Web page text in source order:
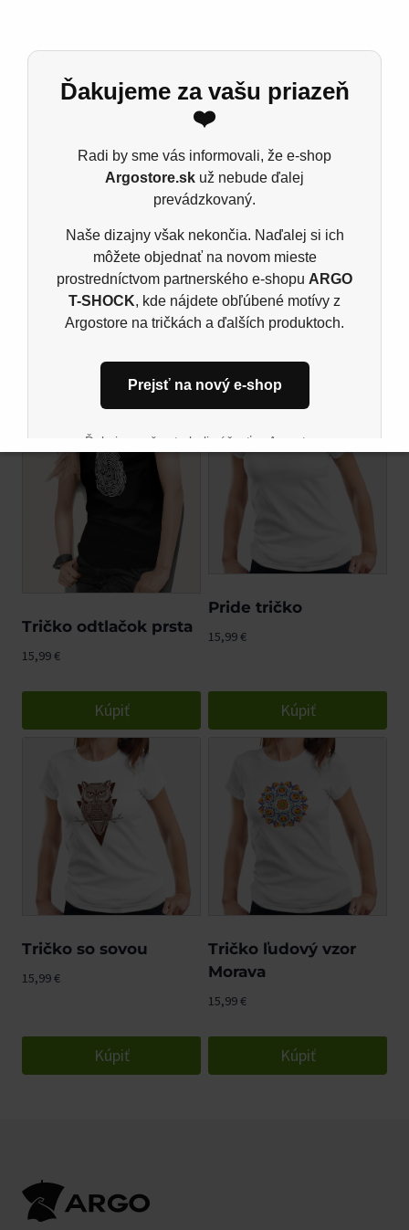
dňom, toto tričko je skvelý spôsob, ako pridať
štipku humoru do svadobného zhonu. Ukážte, že
aj cesta k oltáru môže byť plná smiechu!
Dámske tričko B&C E190
Materiál: 185 g/m²
100% predpraná prstencová bavlna
Ash: 99% bavlna, 1% viskóza, Šport grey: 85%
bavlna, 15% viskóza, single jers
Súvisiace produkty
Tričko odtlačok prsta
15,99€
Kúpiť
Pride tričko
15,99€
Kúpiť
Tričko so sovou
15,99€
Kúpiť
Tričko ľudový vzor
Morava
15,99€
Kúpiť
Ďakujeme za vašu priazeň
❤️
Radi by sme vás informovali, že e-shop
Argostore.sk už nebude ďalej
prevádzkovaný.
Naše dizajny však nekončia. Naďalej si ich
môžete objednať na novom mieste
prostredníctvom partnerského e-shopu ARGO
T-SHOCK, kde nájdete obľúbené motívy z
Argostore na tričkách a ďalších produktoch.
Prejsť na nový e-shop
Ďakujeme, že ste boli súčasťou Argostore
komunity. Tešíme sa na vás aj naďalej na novom